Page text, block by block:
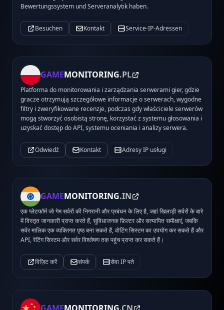
Bewertungssystem und Serveranalytik haben.
Besuchen Kontakt Service-IP-Adressen
GAMEMONITORING.PL
Platforma do monitorowania i zarządzania serwerami gier, gdzie
gracze otrzymują szczegółowe informacje o serwerach, wygodne
filtry i zweryfikowane recenzje, podczas gdy właściciele serwerów
mogą stworzyć osobistą stronę, korzystać z systemu głosowania i
uzyskać dostęp do API, systemu oceniania i analizy serwera.
Odwiedź Kontakt Adresy IP usługi
GAMEMONITORING.IN
एक प्लेटफॉर्म जो गेम सर्वरों की निगरानी और प्रबंधन के लिए है, जहां खिलाड़ी सर्वरों के बारे
में विस्तृत जानकारी प्राप्त करते हैं, सुविधाजनक फ़िल्टर और सत्यापित समीक्षाएं, जबकि
सर्वर मालिक एक व्यक्तिगत पृष्ठ बना सकते हैं, वोटिंग सिस्टम का उपयोग कर सकते हैं और
API, रेटिंग सिस्टम और सर्वर विश्लेषण तक पहुंच प्राप्त कर सकते हैं।
विज़िट करें संपर्क सेवा IP पते